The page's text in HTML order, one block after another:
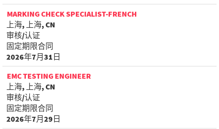
MARKING CHECK SPECIALIST-FRENCH
上海, 上海, CN
审核/认证
固定期限合同
2026年7月31日
EMC TESTING ENGINEER
上海, 上海, CN
审核/认证
固定期限合同
2026年7月29日